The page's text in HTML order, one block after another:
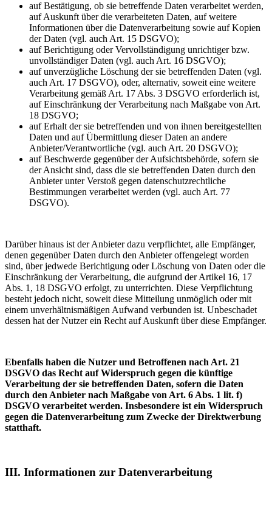
auf Bestätigung, ob sie betreffende Daten verarbeitet werden,
auf Auskunft über die verarbeiteten Daten, auf weitere
Informationen über die Datenverarbeitung sowie auf Kopien
der Daten (vgl. auch Art. 15 DSGVO);
auf Berichtigung oder Vervollständigung unrichtiger bzw.
unvollständiger Daten (vgl. auch Art. 16 DSGVO);
auf unverzügliche Löschung der sie betreffenden Daten (vgl.
auch Art. 17 DSGVO), oder, alternativ, soweit eine weitere
Verarbeitung gemäß Art. 17 Abs. 3 DSGVO erforderlich ist,
auf Einschränkung der Verarbeitung nach Maßgabe von Art.
18 DSGVO;
auf Erhalt der sie betreffenden und von ihnen bereitgestellten
Daten und auf Übermittlung dieser Daten an andere
Anbieter/Verantwortliche (vgl. auch Art. 20 DSGVO);
auf Beschwerde gegenüber der Aufsichtsbehörde, sofern sie
der Ansicht sind, dass die sie betreffenden Daten durch den
Anbieter unter Verstoß gegen datenschutzrechtliche
Bestimmungen verarbeitet werden (vgl. auch Art. 77
DSGVO).
Darüber hinaus ist der Anbieter dazu verpflichtet, alle Empfänger,
denen gegenüber Daten durch den Anbieter offengelegt worden
sind, über jedwede Berichtigung oder Löschung von Daten oder die
Einschränkung der Verarbeitung, die aufgrund der Artikel 16, 17
Abs. 1, 18 DSGVO erfolgt, zu unterrichten. Diese Verpflichtung
besteht jedoch nicht, soweit diese Mitteilung unmöglich oder mit
einem unverhältnismäßigen Aufwand verbunden ist. Unbeschadet
dessen hat der Nutzer ein Recht auf Auskunft über diese Empfänger.
Ebenfalls haben die Nutzer und Betroffenen nach Art. 21
DSGVO das Recht auf Widerspruch gegen die künftige
Verarbeitung der sie betreffenden Daten, sofern die Daten
durch den Anbieter nach Maßgabe von Art. 6 Abs. 1 lit. f)
DSGVO verarbeitet werden. Insbesondere ist ein Widerspruch
gegen die Datenverarbeitung zum Zwecke der Direktwerbung
statthaft.
III. Informationen zur Datenverarbeitung